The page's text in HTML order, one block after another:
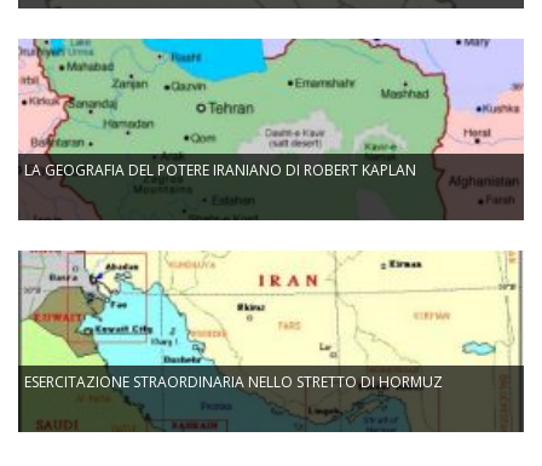
LA GEOGRAFIA DEL POTERE IRANIANO DI ROBERT KAPLAN
ESERCITAZIONE STRAORDINARIA NELLO STRETTO DI HORMUZ